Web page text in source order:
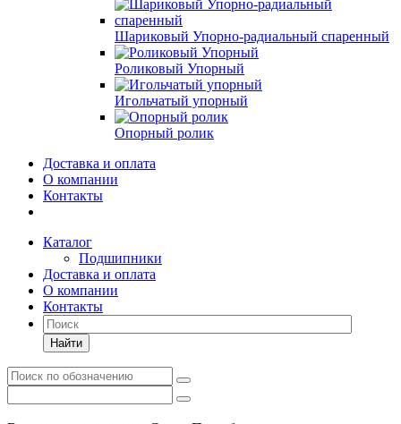
Шариковый Упорно-радиальный спаренный
Роликовый Упорный
Игольчатый упорный
Опорный ролик
Доставка и оплата
О компании
Контакты
Каталог
Подшипники
Доставка и оплата
О компании
Контакты
Найти